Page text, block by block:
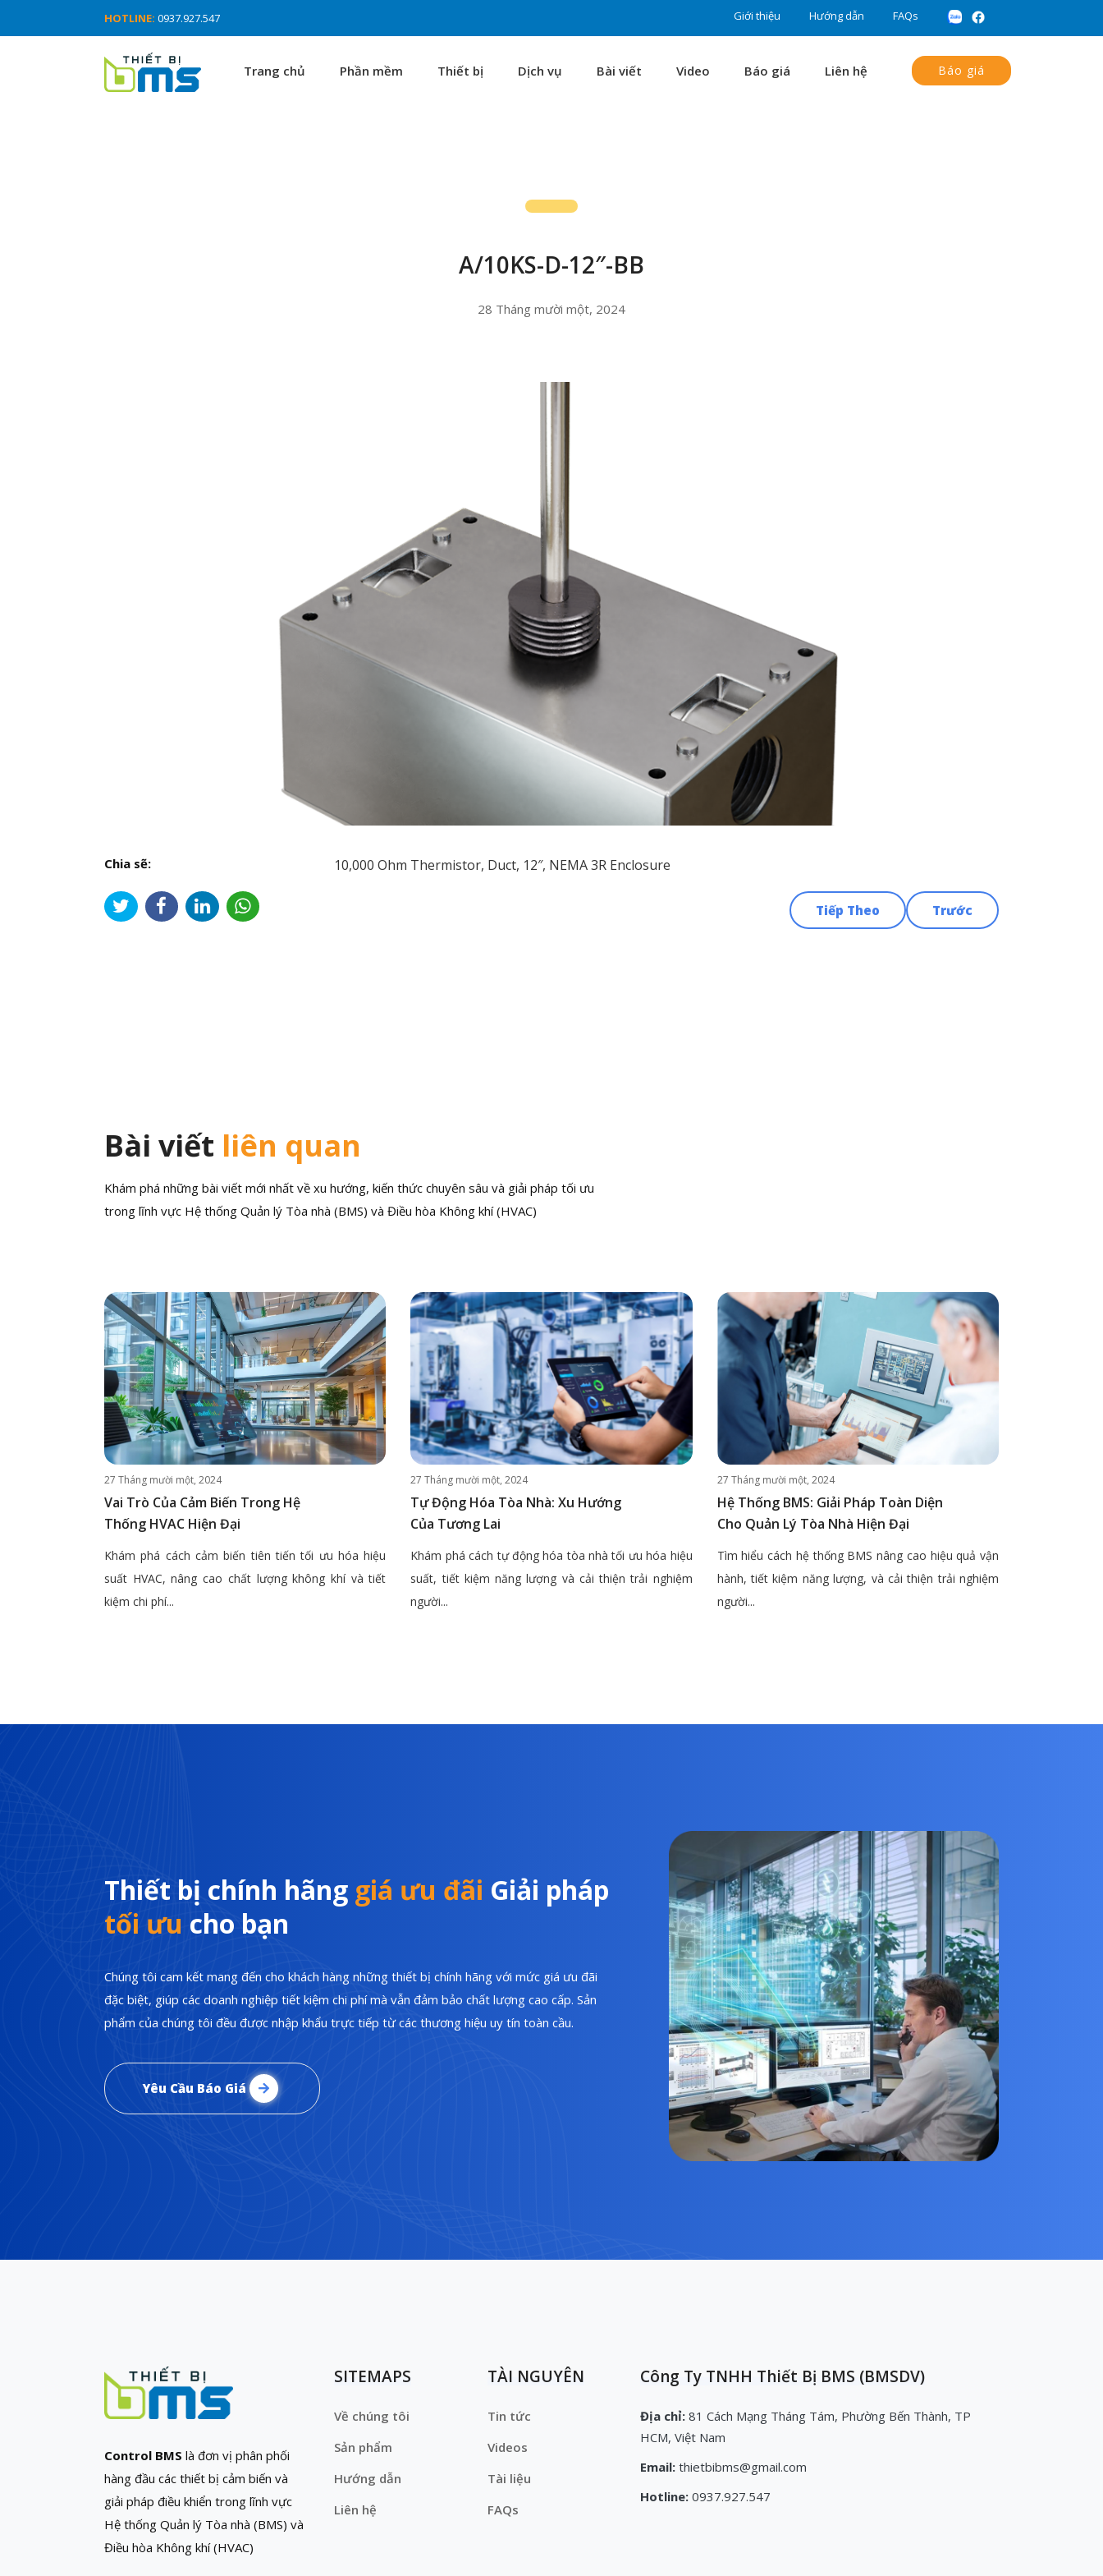
HOTLINE: 0937.927.547 Giới thiệu Hướng dẫn FAQs
Trang chủ Phần mềm Thiết bị Dịch vụ Bài viết Video Báo giá Liên hệ Báo giá
A/10KS-D-12″-BB
28 Tháng mười một, 2024
Chia sẽ: 10,000 Ohm Thermistor, Duct, 12″, NEMA 3R Enclosure
Trước
Tiếp Theo
Bài viết liên quan
Khám phá những bài viết mới nhất về xu hướng, kiến thức chuyên sâu và giải pháp tối ưu
trong lĩnh vực Hệ thống Quản lý Tòa nhà (BMS) và Điều hòa Không khí (HVAC)
27 Tháng mười một, 2024
Vai Trò Của Cảm Biến Trong Hệ
Thống HVAC Hiện Đại
Khám phá cách cảm biến tiên tiến tối ưu hóa hiệu
suất HVAC, nâng cao chất lượng không khí và tiết
kiệm chi phí...
27 Tháng mười một, 2024
Tự Động Hóa Tòa Nhà: Xu Hướng
Của Tương Lai
Khám phá cách tự động hóa tòa nhà tối ưu hóa hiệu
suất, tiết kiệm năng lượng và cải thiện trải nghiệm
người...
27 Tháng mười một, 2024
Hệ Thống BMS: Giải Pháp Toàn Diện
Cho Quản Lý Tòa Nhà Hiện Đại
Tìm hiểu cách hệ thống BMS nâng cao hiệu quả vận
hành, tiết kiệm năng lượng, và cải thiện trải nghiệm
người...
Thiết bị chính hãng giá ưu đãi Giải pháp
tối ưu cho bạn
Chúng tôi cam kết mang đến cho khách hàng những thiết bị chính hãng với mức giá ưu đãi
đặc biệt, giúp các doanh nghiệp tiết kiệm chi phí mà vẫn đảm bảo chất lượng cao cấp. Sản
phẩm của chúng tôi đều được nhập khẩu trực tiếp từ các thương hiệu uy tín toàn cầu.
Yêu Cầu Báo Giá
Control BMS là đơn vị phân phối
hàng đầu các thiết bị cảm biến và
giải pháp điều khiển trong lĩnh vực
Hệ thống Quản lý Tòa nhà (BMS) và
Điều hòa Không khí (HVAC)
SITEMAPS
Về chúng tôi
Sản phẩm
Hướng dẫn
Liên hệ
TÀI NGUYÊN
Tin tức
Videos
Tài liệu
FAQs
Công Ty TNHH Thiết Bị BMS (BMSDV)
Địa chỉ: 81 Cách Mạng Tháng Tám, Phường Bến Thành, TP
HCM, Việt Nam
Email: thietbibms@gmail.com
Hotline: 0937.927.547